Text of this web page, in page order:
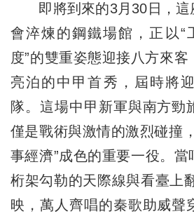
即將到來的3月30日，這
會淬煉的鋼鐵場館，正以“
度”的雙重姿態迎接八方來客
亮泊的中甲首秀，屆時將
隊。這場中甲新軍與南方勁
僅是戰術與激情的激烈碰撞
事經濟”成色的重要一役。
桁架勾勒的天際線與看臺上
映，萬人齊唱的秦歌助威聲